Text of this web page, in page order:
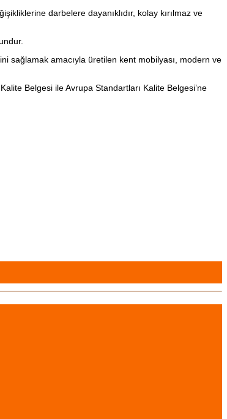
darbelere dayanıklıdır, kolay kırılmaz ve
sağlamak amacıyla üretilen kent mobilyası, modern ve
Belgesi ile Avrupa Standartları Kalite Belgesi’ne